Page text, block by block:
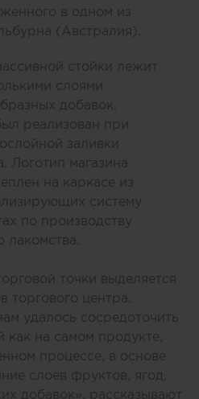
в одном из
(Австралия).
стойки лежит
слоями
добавок.
реализован при
заливки
Логотип магазина
на каркасе из
систему
по производству
лакомства.
точки выделяется
торгового центра.
удалось сосредоточить
как на самом продукте,
процессе, в основе
слоев фруктов, ягод,
добавок», рассказывают